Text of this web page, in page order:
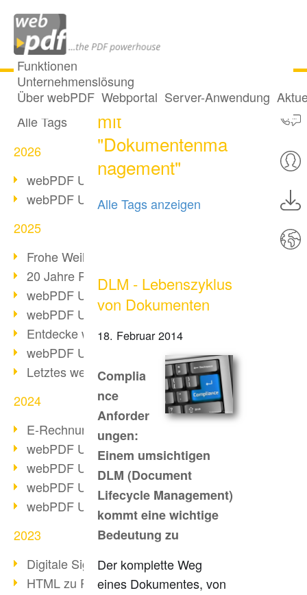
Funktionen
Unternehmenslösung
Über webPDF Webportal Server-Anwendung
Alle Beiträge
Alle Tags
2026
webPDF Update 10.0.5
webPDF Update 10.0.4
2025
Frohe Weihnachten & Auszeit
20 Jahre PDF/A
webPDF Update 10.0.3
webPDF Update 10.0.2
Entdecke webPDF 10
webPDF Update 9.0.0.3655
Letztes webPDF 8 Update
2024
E-Rechnungsstellung ab 2025
webPDF Update 9.0.0.3584
webPDF Update 9.0.0.3479
webPDF Update 9.0.0.3361
webPDF Update 9.0.0.3264
2023
Digitale Signatur in PDF
HTML zu PDF
7 Posts getaggt
mit
"Dokumentenma
nagement"
Alle Tags anzeigen
DLM - Lebenszyklus
von Dokumenten
18. Februar 2014
Complia
nce
Anforder
ungen:
Einem umsichtigen
DLM (Document
Lifecycle Management)
kommt eine wichtige
Bedeutung zu
Der komplette Weg
eines Dokumentes, von